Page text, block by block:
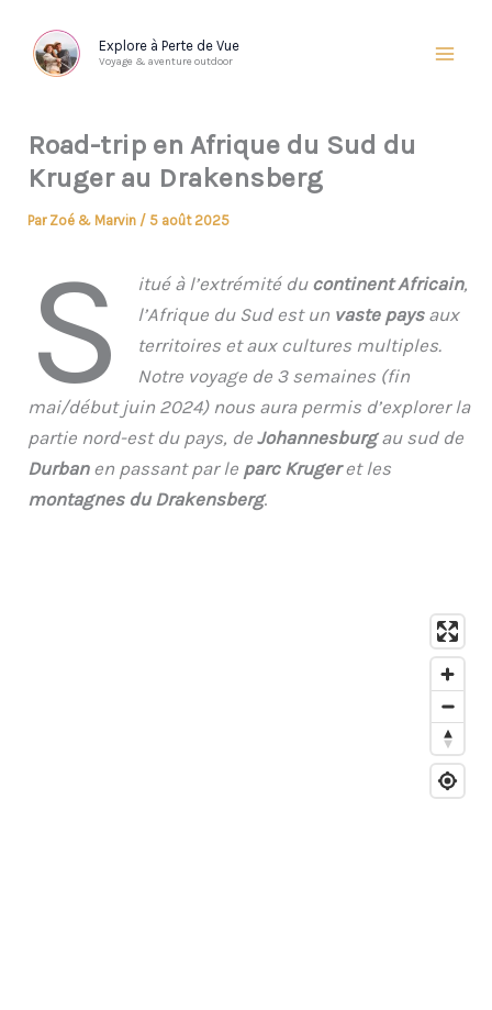
contenu
Explore à Perte de Vue
Voyage & aventure outdoor
Road-trip en Afrique du Sud du
Kruger au Drakensberg
Par Zoé & Marvin / 5 août 2025
S itué à l’extrémité du continent Africain,
l’Afrique du Sud est un vaste paysaux
territoires et aux cultures multiples.
Notre voyage de 3 semaines (fin
mai/début juin 2024) nous aura permis d’explorer la
partie nord-est du pays, de Johannesburgau sud de
Durbanen passant par le parc Krugeret les
montagnes du Drakensberg.